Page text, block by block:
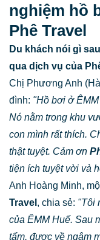
nghiệm hồ
Phê Travel
Du khách nói gì
qua dịch vụ của
Chị Phương Anh
đình: "Hồ bơi ở
Nó nằm trong khu
con mình rất thích.
thật tuyệt. Cảm ơn
tiện ích tuyệt vời và
Anh Hoàng Minh,
Travel , chia sẻ: "Tôi
của ÊMM Huế. Sau
tẩm, được về ngâm